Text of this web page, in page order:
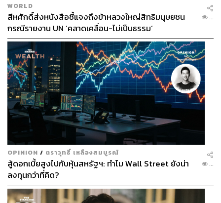
WORLD
สีหศักดิ์ส่งหนังสือชี้แจงถึงข้าหลวงใหญ่สิทธิมนุษยชน
กรณีรายงาน UN ‘คลาดเคลื่อน-ไม่เป็นธรรม’
...
OPINION / ตราวุทธิ์ เหลืองสมบูรณ์
สู้ดอกเบี้ยสูงไปกับหุ้นสหรัฐฯ: ทำไม Wall Street ยังน่า
ลงทุนกว่าที่คิด?
...